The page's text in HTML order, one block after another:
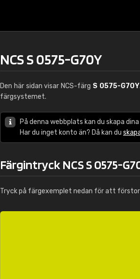
NCS S 0575-G70Y
Den här sidan visar NCS-färg S 0575-G70Y
färgsystemet.
På denna webbplats kan du skapa
Har du inget konto än? Då kan du
Färgintryck NCS S 0575-
Tryck på färgexemplet nedan för att